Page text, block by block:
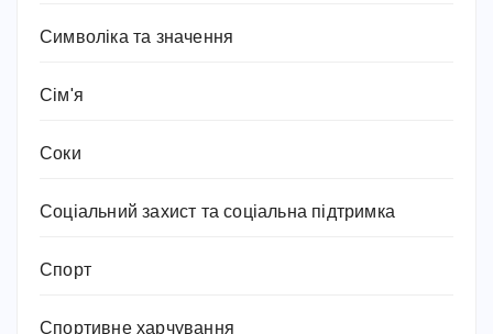
Символіка та значення
Сім'я
Соки
Соціальний захист та соціальна підтримка
Спорт
Спортивне харчування